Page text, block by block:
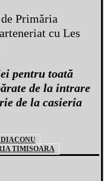
Primăria
cu Les
pentru toată
de la intrare
de la casieria
TIMISOARA